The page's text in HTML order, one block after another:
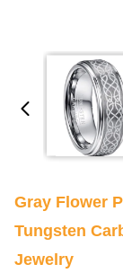
Gray Flower
Tungsten
Jewelry